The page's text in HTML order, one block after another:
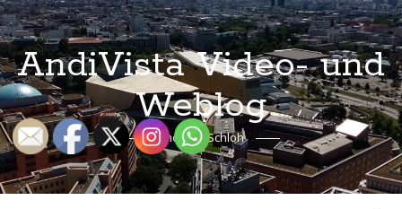
AndiVista Video- und
Weblog
Andreas Schloh